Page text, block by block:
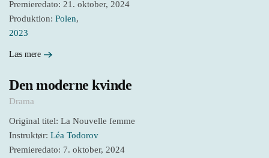
Premieredato: 21. oktober, 2024
Produktion: Polen,
2023
Læs mere
Den moderne kvinde
Drama
Original titel: La Nouvelle femme
Instruktør: Léa Todorov
Premieredato: 7. oktober, 2024